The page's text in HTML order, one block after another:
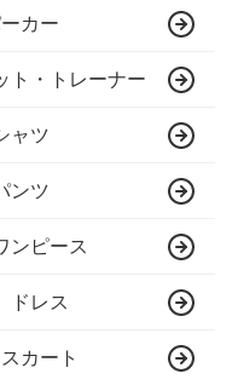
カー
ト・トレーナー
ャツ
ンツ
ンピース
ドレス
カート